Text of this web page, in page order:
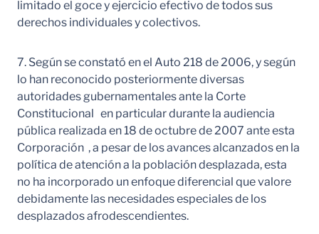
limitado el goce y ejercicio efectivo de todos sus
derechos individuales y colectivos.
7. Según se constató en el Auto 218 de 2006, y según
lo han reconocido posteriormente diversas
autoridades gubernamentales ante la Corte
Constitucional en particular durante la audiencia
pública realizada en 18 de octubre de 2007 ante esta
Corporación , a pesar de los avances alcanzados en la
política de atención a la población desplazada, esta
no ha incorporado un enfoque diferencial que valore
debidamente las necesidades especiales de los
desplazados afrodescendientes.